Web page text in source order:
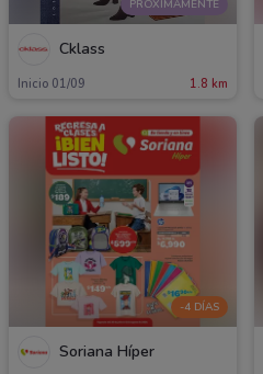
PRÓXIMAMENTE
Cklass
Inicio 01/09 1.8 km
-4 DÍAS
Soriana Híper